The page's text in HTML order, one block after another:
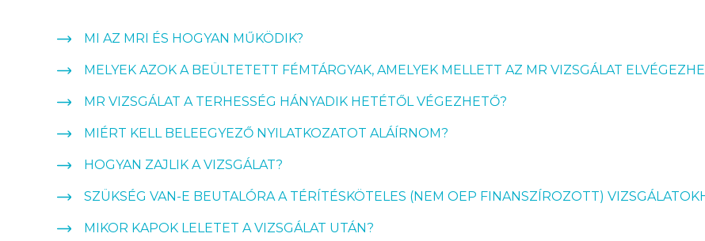
MI AZ MRI ÉS HOGYAN MŰKÖDIK?
MELYEK AZOK A BEÜLTETETT FÉMTÁRGYAK, AMELYEK MELLETT AZ MR VIZSGÁLAT
MR VIZSGÁLAT A TERHESSÉG HÁNYADIK HETÉTŐL VÉGEZHETŐ?
MIÉRT KELL BELEEGYEZŐ NYILATKOZATOT ALÁÍRNOM?
HOGYAN ZAJLIK A VIZSGÁLAT?
SZÜKSÉG VAN-E BEUTALÓRA A TÉRÍTÉSKÖTELES (NEM OEP FINANSZÍROZOTT)
MIKOR KAPOK LELETET A VIZSGÁLAT UTÁN?